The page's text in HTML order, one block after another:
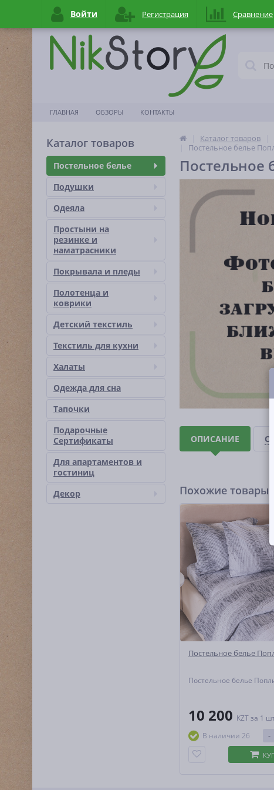
ГЛАВНАЯ ОБЗОРЫ КОНТАКТЫ
Каталог товаров
Постельное белье
Подушки
Одеяла
Простыни на
резинке и
наматраcники
Покрывала и пледы
Полотенца и
коврики
Детский текстиль
Текстиль для кухни
Халаты
Одежда для сна
Тапочки
Подарочные
Сертификаты
Для апартаментов и
гостиниц
Декор
Каталог товаров
Постельное белье
Постельное
ОПИСАНИЕ
Похожие товары
Постельное белье
Постельное белье
10 200 KZTза 1
В наличии 26
-
Войти Регистрация Сравнение